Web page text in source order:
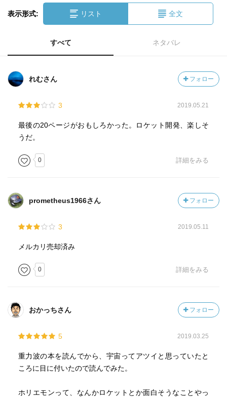
表示形式: リスト 全文
すべて ネタバレ
れむさん フォロー
3 2019.05.21
最後の20ページがおもしろかった。ロケット開発、楽しそ
うだ。
0 詳細をみる
prometheus1966さん フォロー
3 2019.05.11
メルカリ売却済み
0 詳細をみる
おかっちさん フォロー
5 2019.03.25
重力波の本を読んでから、宇宙ってアツイと思っていたと
ころに目に付いたので読んでみた。
ホリエモンって、なんかロケットとか面白そうなことやっ